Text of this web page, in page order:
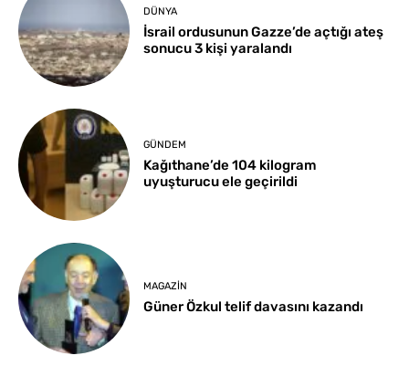
DÜNYA
İsrail ordusunun Gazze’de açtığı ateş
sonucu 3 kişi yaralandı
GÜNDEM
Kağıthane’de 104 kilogram
uyuşturucu ele geçirildi
MAGAZIN
Güner Özkul telif davasını kazandı